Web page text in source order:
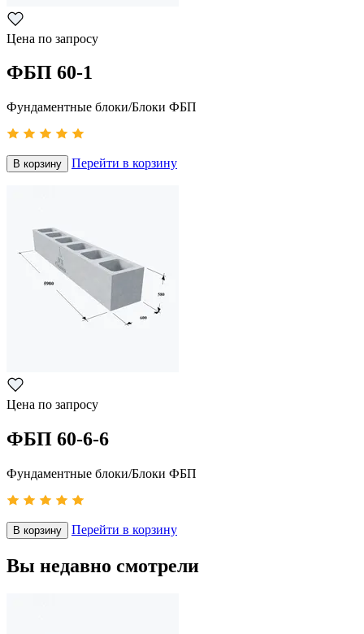
Цена по запросу
ФБП 60-1
Фундаментные блоки/Блоки ФБП
В корзину Перейти в корзину
Цена по запросу
ФБП 60-6-6
Фундаментные блоки/Блоки ФБП
В корзину Перейти в корзину
Вы недавно смотрели